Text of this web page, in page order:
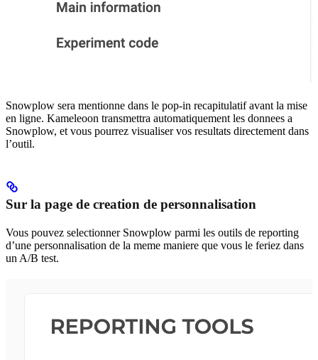
Snowplow sera mentionne dans le pop-in recapitulatif avant la mise
en ligne. Kameleoon transmettra automatiquement les donnees a
Snowplow, et vous pourrez visualiser vos resultats directement dans
l’outil.
Sur la page de creation de personnalisation
Vous pouvez selectionner Snowplow parmi les outils de reporting
d’une personnalisation de la meme maniere que vous le feriez dans
un A/B test.